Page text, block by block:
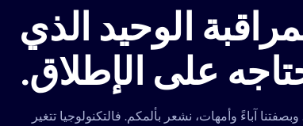
الوحيد الذي
على الإطلاق.
آباءً وأمهات، نشعر بألمكم. فالتكنولوجيا تتغير